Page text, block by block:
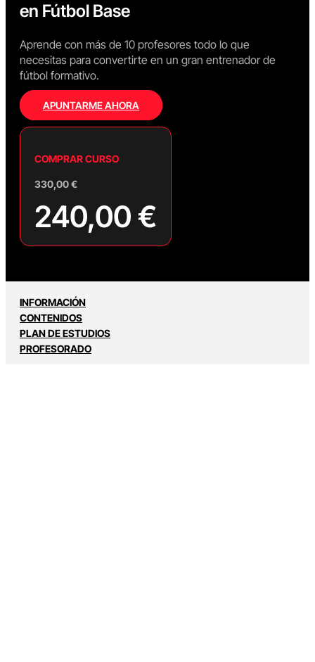
en Fútbol Base
Aprende con más de 10 profesores todo lo que
necesitas para convertirte en un gran entrenador de
fútbol formativo.
APUNTARME AHORA
COMPRAR CURSO
330,00€
240,00€
INFORMACIÓN
CONTENIDOS
PLAN DE ESTUDIOS
PROFESORADO